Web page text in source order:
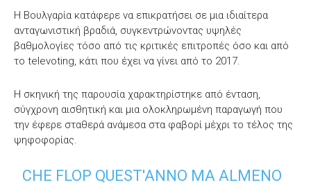
Η Βουλγαρία κατάφερε να επικρατήσει σε μια ιδιαίτερα
ανταγωνιστική βραδιά, συγκεντρώνοντας υψηλές
βαθμολογίες τόσο από τις κριτικές επιτροπές όσο και από
το televoting, κάτι που έχει να γίνει από το 2017.
Η σκηνική της παρουσία χαρακτηρίστηκε από ένταση,
σύγχρονη αισθητική και μια ολοκληρωμένη παραγωγή που
την έφερε σταθερά ανάμεσα στα φαβορί μέχρι το τέλος της
ψηφοφορίας.
CHE FLOP QUEST'ANNO MA ALMENO